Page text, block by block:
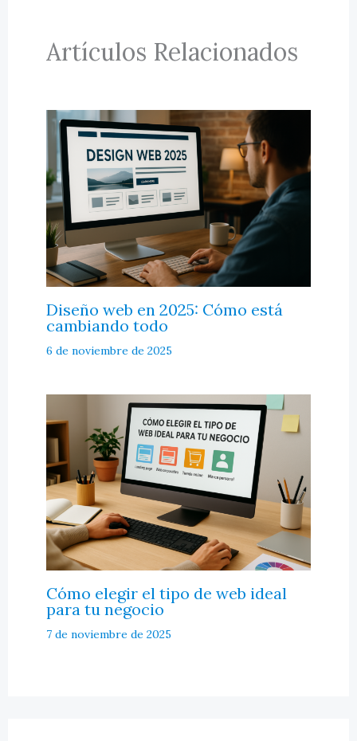
Artículos Relacionados
Diseño web en 2025: Cómo está
cambiando todo
6 de noviembre de 2025
Cómo elegir el tipo de web ideal
para tu negocio
7 de noviembre de 2025